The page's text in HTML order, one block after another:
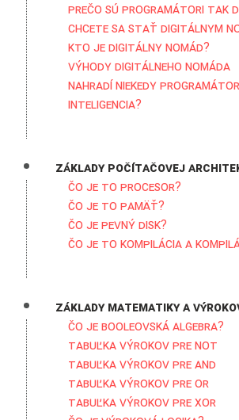
Prečo sú programátori tak
Chcete sa stať digitálnym
Kto je digitálny nomád?
Výhody digitálneho nomáda
Nahradí niekedy
inteligencia?
Základy počítačovej
Čo je to procesor?
Čo je to pamäť?
Čo je pevný disk?
Čo je to kompilácia a
Základy matematiky a
Čo je Booleovská algebra?
Tabuľka výrokov pre NOT
Tabuľka výrokov pre AND
Tabuľka výrokov pre OR
Tabuľka výrokov pre XOR